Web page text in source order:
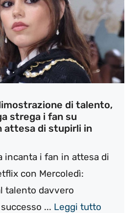
di talento,
strega i fan su
attesa di stupirli in
incanta i fan in attesa di
con Mercoledì:
talento davvero
... Leggi tutto